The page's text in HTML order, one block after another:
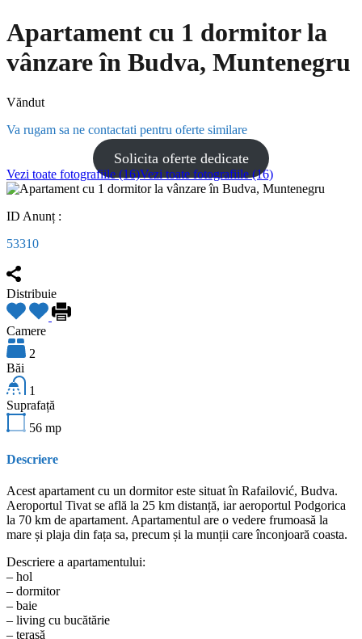
Apartament cu 1 dormitor la
vânzare în Budva, Muntenegru
Văndut
Va rugam sa ne contactati pentru oferte similare
Solicita oferte dedicate
Vezi toate fotografiile (16)Vezi toate fotografiile (16)
ID Anunț :
53310
Distribuie
Camere
2
Băi
1
Suprafață
56 mp
Descriere
Acest apartament cu un dormitor este situat în Rafailović, Budva.
Aeroportul Tivat se află la 25 km distanță, iar aeroportul Podgorica
la 70 km de apartament. Apartamentul are o vedere frumoasă la
mare și plaja din fața sa, precum și la munții care înconjoară coasta.
Descriere a apartamentului:
– hol
– dormitor
– baie
– living cu bucătărie
– terasă